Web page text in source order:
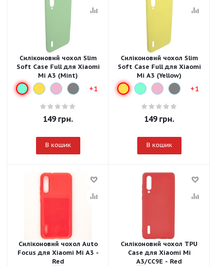
Силіконовий чохол Slim
Soft Case Full для Xiaomi
Mi A3 (Mint)
+1
149грн.
В кошик
Силіконовий чохол Slim
Soft Case Full для Xiaomi
Mi A3 (Yellow)
+1
149грн.
В кошик
Силіконовий чохол Auto
Focus для Xiaomi Mi A3 -
Red
Силіконовий чохол TPU
Case для Xiaomi Mi
A3/CC9E - Red